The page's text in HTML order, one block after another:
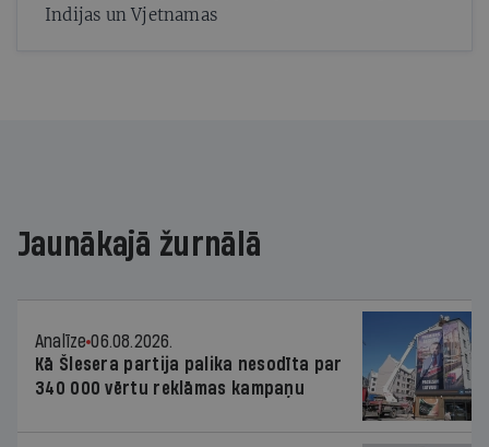
Indijas un Vjetnamas
Jaunākajā žurnālā
Analīze 06.08.2026.
Kā Šlesera partija palika nesodīta par
340 000 vērtu reklāmas kampaņu